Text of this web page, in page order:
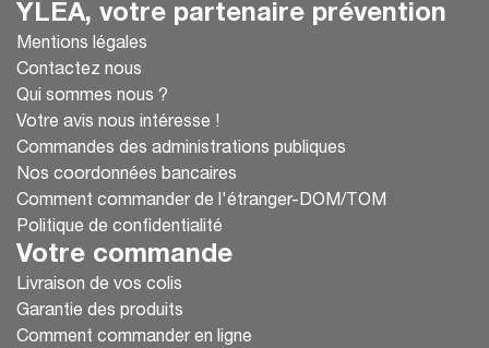
YLEA, votre partenaire prévention
Mentions légales
Contactez nous
Qui sommes nous ?
Votre avis nous intéresse !
Commandes des administrations publiques
Nos coordonnées bancaires
Comment commander de l'étranger-DOM/TOM
Politique de confidentialité
Votre commande
Livraison de vos colis
Garantie des produits
Comment commander en ligne